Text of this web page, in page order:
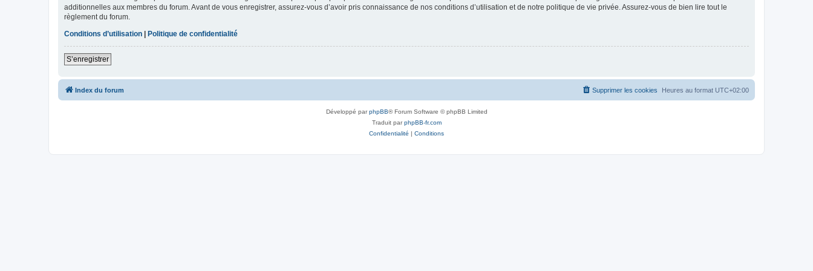
additionnelles aux membres du forum. Avant de vous enregistrer, assurez-vous d’avoir pris connaissance de nos conditions d’utilisation et de notre politique de vie privée. Assurez-vous de bien lire tout le
règlement du forum.
Conditions d’utilisation
Politique de confidentialité
S’enregistrer
Index du forum Heures au format UTC+02:00
Supprimer les cookies
Développé parphpBB® Forum Software © phpBB Limited
Traduit parphpBB-fr.com
Confidentialité | Conditions